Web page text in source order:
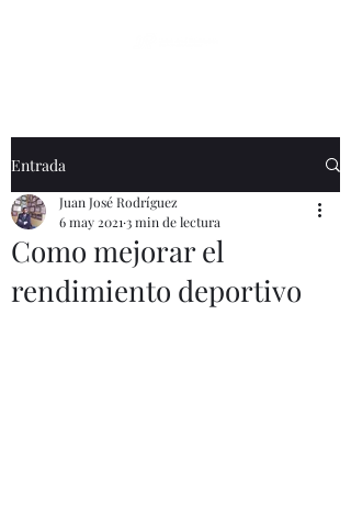
Entrada
Como mejorar el
rendimiento deportivo
Juan José Rodríguez
6 may 2021 3 min de lectura